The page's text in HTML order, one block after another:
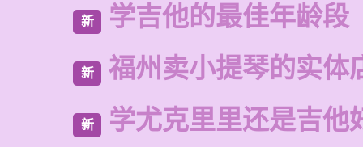
新 学吉他的最佳年龄段
新 福州卖小提琴的实体
新 学尤克里里还是吉他